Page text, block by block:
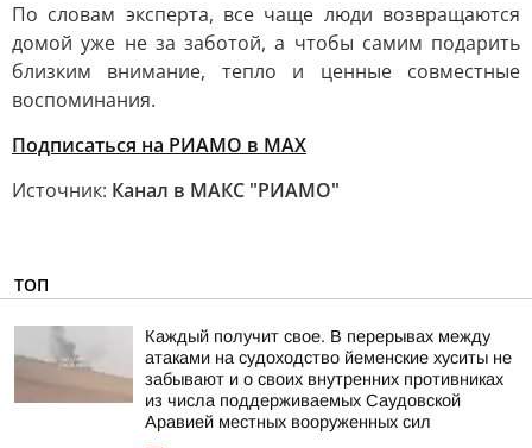
По словам эксперта, все чаще люди возвращаются
домой уже не за заботой, а чтобы самим подарить
близким внимание, тепло и ценные совместные
воспоминания.
Подписаться на РИАМО в MAX
Источник: Канал в МАКС "РИАМО"
ТОП
Каждый получит свое. В перерывах между
атаками на судоходство йеменские хуситы не
забывают и о своих внутренних противниках
из числа поддерживаемых Саудовской
Аравией местных вооруженных сил